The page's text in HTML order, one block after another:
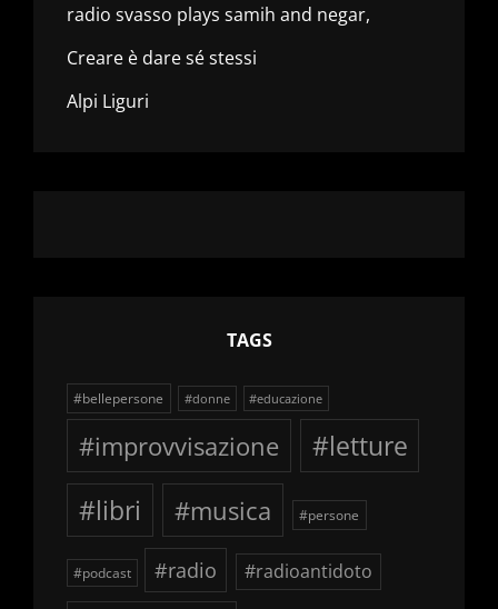
radio svasso plays samih and negar,
Creare è dare sé stessi
Alpi Liguri
TAGS
#bellepersone #donne #educazione
#improvvisazione
#letture
#libri
#musica #persone
#podcast #radio #radioantidoto